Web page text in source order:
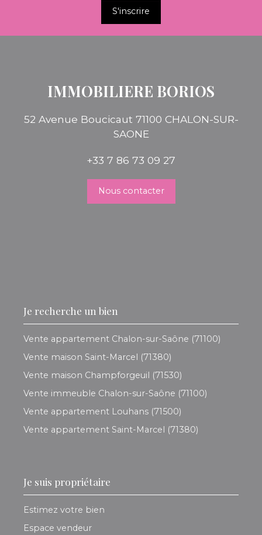
S'inscrire
IMMOBILIERE BORIOS
52 Avenue Boucicaut 71100 CHALON-SUR-
SAONE
+33 7 86 73 09 27
Nous contacter
Je recherche un bien
Vente appartement Chalon-sur-Saône (71100)
Vente maison Saint-Marcel (71380)
Vente maison Champforgeuil (71530)
Vente immeuble Chalon-sur-Saône (71100)
Vente appartement Louhans (71500)
Vente appartement Saint-Marcel (71380)
Je suis propriétaire
Estimez votre bien
Espace vendeur